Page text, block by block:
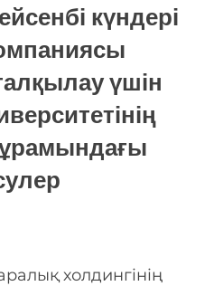
күндері
үшін
холдингінің